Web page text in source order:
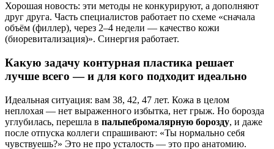
Хорошая новость: эти методы не конкурируют, а дополняют
друг друга. Часть специалистов работает по схеме «сначала
объём (филлер), через 2–4 недели — качество кожи
(биоревитализация)». Синергия работает.
Какую задачу контурная пластика решает
лучше всего — и для кого подходит идеально
Идеальная ситуация: вам 38, 42, 47 лет. Кожа в целом
неплохая — нет выраженного избытка, нет грыж. Но борозда
углубилась, перешла в пальпебромалярную борозду, и даже
после отпуска коллеги спрашивают: «Ты нормально себя
чувствуешь?» Это не про усталость — это про анатомию.